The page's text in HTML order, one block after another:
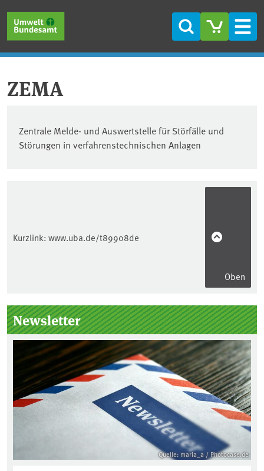
Suche
ZEMA
Zentrale Melde- und Auswertstelle für Störfälle und
Störungen in verfahrenstechnischen Anlagen
Kurzlink: www.uba.de/t89908de
Oben
Seitenleiste
Newsletter
Quelle: maria_a / Photocase.de